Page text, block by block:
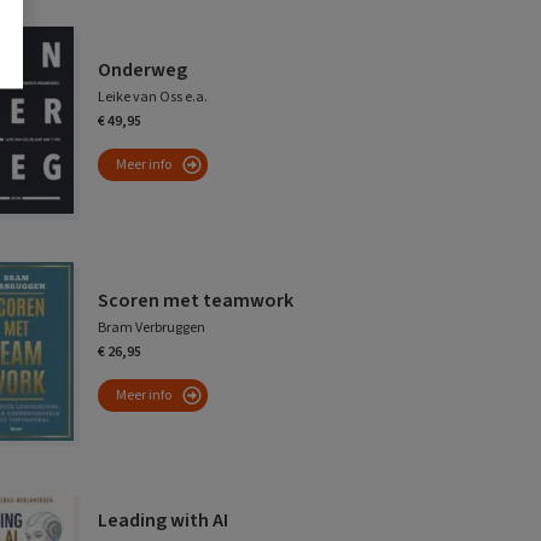
Onderweg
Leike van Oss e.a.
€ 49,95
Meer info
Scoren met teamwork
Bram Verbruggen
€ 26,95
Meer info
Leading with AI